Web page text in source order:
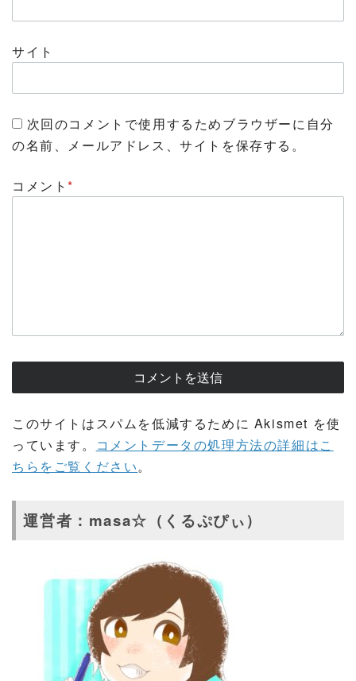
サイト
次回のコメントで使用するためブラウザーに自分
の名前、メールアドレス、サイトを保存する。
コメント*
このサイトはスパムを低減するために Akismet を使
っています。
コメントデータの処理方法の詳細はこ
ちらをご覧ください。
運営者：masa☆（くるぷぴぃ）